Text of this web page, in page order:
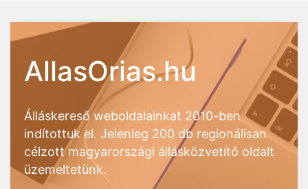
AllasOrias.hu
Álláskereső weboldalainkat 2010-ben
indítottuk el. Jelenleg 200 db regionálisan
célzott magyarországi állásközvetítő oldalt
üzemeltetünk.